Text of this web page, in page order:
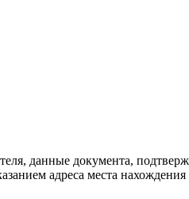
данные документа,
адреса места